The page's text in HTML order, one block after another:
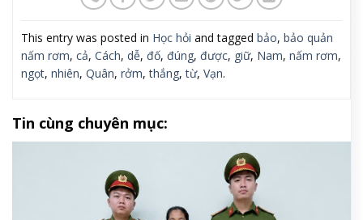
This entry was posted in Học hỏi and tagged bảo, bảo quản
nấm rơm, cả, Cách, dễ, đố, đúng, được, giữ, Nam, nấm rơm,
ngọt, nhiên, Quân, rởm,thắng,từ, Vạn.
Tin cùng chuyên mục: